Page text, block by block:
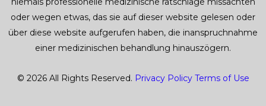
oder wegen etwas, das sie auf dieser website gelesen oder
über diese website aufgerufen haben, die inanspruchnahme
einer medizinischen behandlung hinauszögern.
© 2026 All Rights Reserved. Privacy Policy Terms of Use